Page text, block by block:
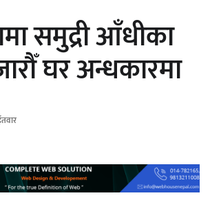
औपचारिक सेवा सञ्चालनमा
समुद्री आँधीका
घर अन्धकारमा